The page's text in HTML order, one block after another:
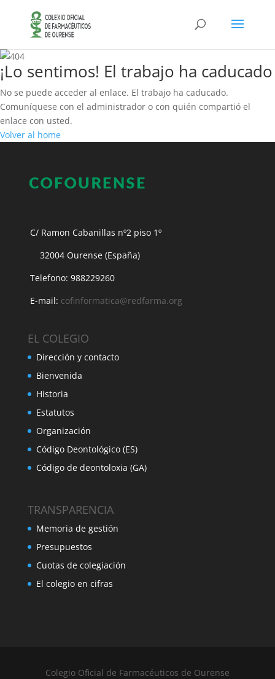
¡Lo sentimos! El trabajo ha caducado
No se puede acceder al enlace. El trabajo ha caducado.
Comuníquese con el administrador o con quién compartió el
enlace con usted.
Volver al home
C/ Ramon Cabanillas nº2 piso 1º
32004 Ourense (España)
Telefono: 988229260
E-mail: cofinformatica@redfarma.org
EL COLEGIO
Dirección y contacto
Bienvenida
Historia
Estatutos
Organización
Código Deontológico (ES)
Código de deontoloxia (GA)
TRANSPARENCIA
Memoria de gestión
Presupuestos
Cuotas de colegiación
El colegio en cifras
Colegio Oficial de Farmacéuticos de Ourense